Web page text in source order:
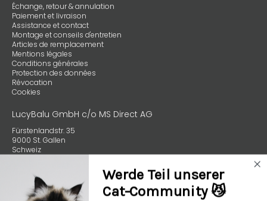
Échange, retour & annulation
Paiement et livraison
Assistance et contact
Montage et conseils d'entretien
Articles de remplacement
Mentions légales
Conditions générales
Protection des données
Révocation
Cookies
LucyBalu GmbH c/o MS Direct AG
Fürstenlandstr. 35
9000 St. Gallen
Schweiz
Werde Teil unserer
Cat-Community 😼